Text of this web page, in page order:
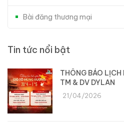
Bài đăng thương mại
Tin tức nổi bật
THÔNG BÁO LỊCH
TM & DV DYLAN
21/04/2026